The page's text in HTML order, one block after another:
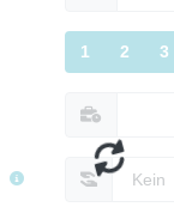
1 2 3